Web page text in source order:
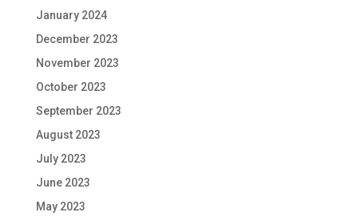
January 2024
December 2023
November 2023
October 2023
September 2023
August 2023
July 2023
June 2023
May 2023